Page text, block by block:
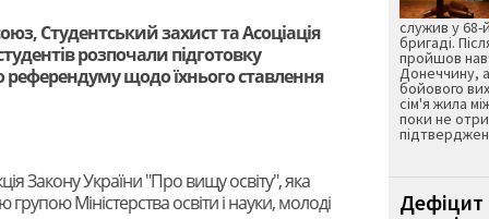
Студентський захист та Асоціація
розпочали підготовку
референдуму щодо їхнього ставлення
Закону України "Про вищу освіту", яка
Міністерства освіти і науки, молоді
служив у 68-
бригаді.
пройшов
Донеччину,
бойового
сім'я жила
поки не
Дефіцит